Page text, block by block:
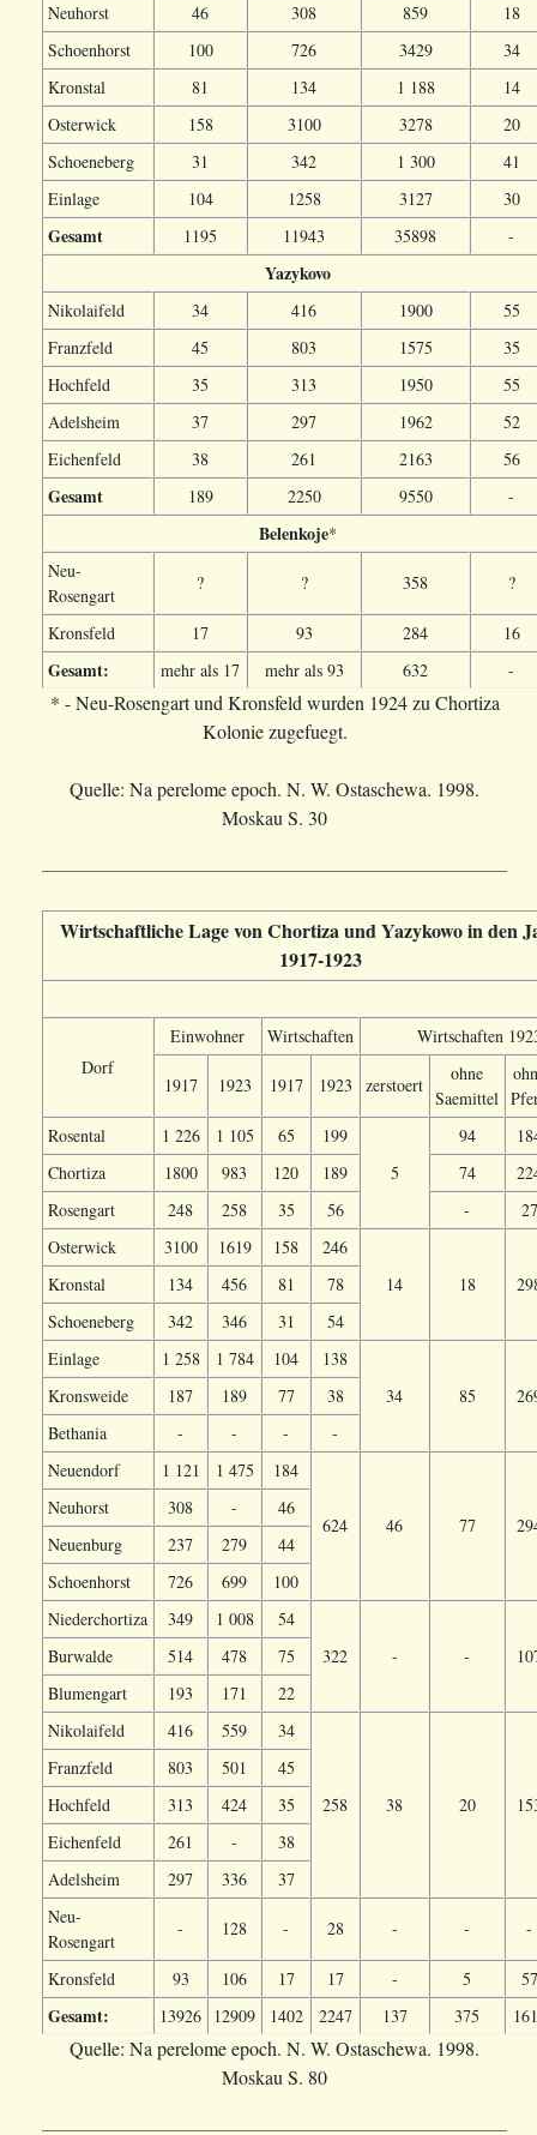
Neuhorst
46 308 859
18
Schoenhorst
100 726 3429
34
Kronstal
81 134 1 188
14
Osterwick
158 3100 3278
20
Schoeneberg
31 342 1 300
41
Einlage
104 1258 3127 30
Gesamt 1195 11943 35898 -
Yazykovo
Nikolaifeld 34 416 1900
55
Franzfeld
45 803 1575
35
Hochfeld
35 313 1950
55
Adelsheim
37 297 1962
52
Eichenfeld
38 261 2163 56
Gesamt 189 2250 9550 -
Belenkoje*
Neu-
Rosengart
? ? 358 ?
Kronsfeld 17 93 284 16
Gesamt: mehr als 17 mehr als 93 632 -
* - Neu-Rosengart und Kronsfeld wurden 1924 zu Chortiza
Kolonie zugefuegt.
Quelle: Na perelome epoch. N. W. Ostaschewa. 1998.
Moskau S. 30
Wirtschaftliche Lage von Chortiza und Yazykowo in den
1917-1923
Dorf
Einwohner Wirtschaften Wirtschaften
1917 1923 1917 1923 zerstoert
ohne
Saemittel
Rosental
1 226 1 105 65
199
5
94
Chortiza
1800 983 120 189 74
Rosengart
248 258 35 56 -
27
Osterwick
3100 1619 158
246
14
18
Kronstal 134 456 81
78
Schoeneberg
342 346 31
54
Einlage
1 258 1 784 104
138
34
85
Kronsweide 187 189 77
38
Bethania
- - -
-
Neuendorf
1 121 1 475 184
624 46 77
Neuhorst 308 -
46
Neuenburg
237 279
44
Schoenhorst
726 699
100
Niederchortiza
349 1 008
54
322
- -
Burwalde 514 478
75
Blumengart
193 171
22
Nikolaifeld
416 559 34
258 38 20
Franzfeld 803 501
45
Hochfeld
313 424
35
Eichenfeld
261 -
38
Adelsheim
297 336
37
Neu-
Rosengart
- 128 - 28 - - -
Kronsfeld 93 106 17 17 - 5 57
Gesamt: 13926 12909 1402 2247 137 375
Quelle: Na perelome epoch. N. W. Ostaschewa. 1998.
Moskau S. 80